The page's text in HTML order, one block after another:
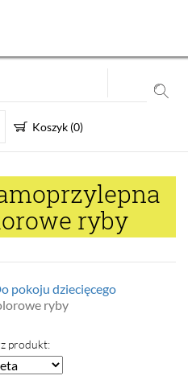
Koszyk (0)
ryby
pokoju dziecięcego
ryby
produkt: